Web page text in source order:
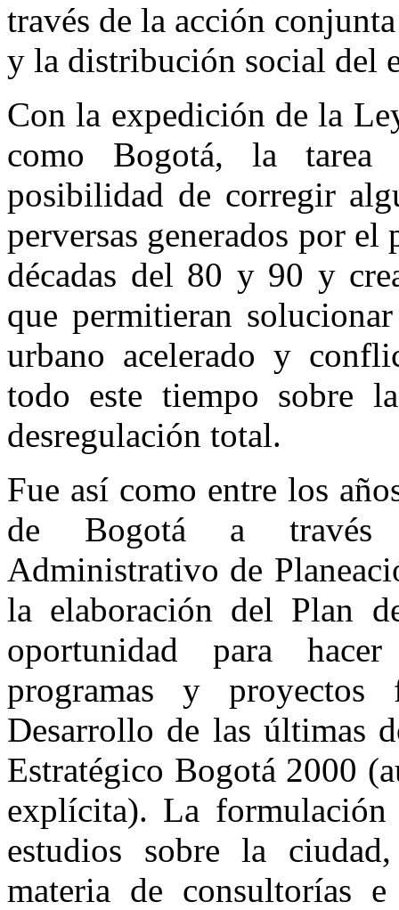
través de la acción
y la distribución social del
Con la expedición de la
como Bogotá, la
posibilidad de corregir
perversas generados por
décadas del 80 y 90 y
que permitieran
urbano acelerado y
todo este tiempo sobre
desregulación total.
Fue así como entre los
de Bogotá a través
Administrativo de
la elaboración del Plan
oportunidad para
programas y
Desarrollo de las últimas
Estratégico Bogotá 2000
explícita). La
estudios sobre la
materia de consultorías e